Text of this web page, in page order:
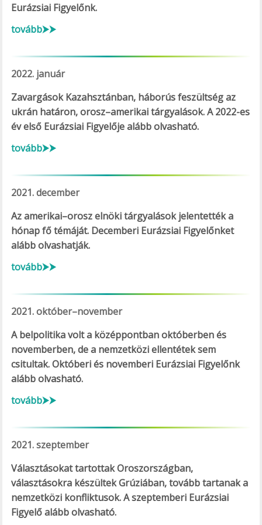
Eurázsiai Figyelőnk.
tovább⮞⮞
2022. január
Zavargások Kazahsztánban, háborús feszültség az
ukrán határon, orosz–amerikai tárgyalások. A 2022-es
év első Eurázsiai Figyelője alább olvasható.
tovább⮞⮞
2021. december
Az amerikai–orosz elnöki tárgyalások jelentették a
hónap fő témáját. Decemberi Eurázsiai Figyelőnket
alább olvashatják.
tovább⮞⮞
2021. október–november
A belpolitika volt a középpontban októberben és
novemberben, de a nemzetközi ellentétek sem
csitultak. Októberi és novemberi Eurázsiai Figyelőnk
alább olvasható.
tovább⮞⮞
2021. szeptember
Választásokat tartottak Oroszországban,
választásokra készültek Grúziában, tovább tartanak a
nemzetközi konfliktusok. A szeptemberi Eurázsiai
Figyelő alább olvasható.